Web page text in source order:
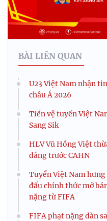
BÀI LIÊN QUAN
U23 Việt Nam nhận
châu Á 2026
Tiền vệ tuyển Việt
Sang Sik
HLV Vũ Hồng Việt
đáng trước CAHN
Tuyển Việt Nam
đấu chính thức mở
nặng từ FIFA
FIFA phạt nặng dàn